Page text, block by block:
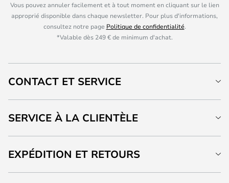
Vous pouvez annuler facilement et à tout moment en cliquant sur le lien
approprié disponible dans chaque newsletter. Pour plus d'informations,
consultez notre page Politique de confidentialité.
*Valable dès 249 € de minimum d'achat.
CONTACT ET SERVICE
SERVICE À LA CLIENTÈLE
EXPÉDITION ET RETOURS